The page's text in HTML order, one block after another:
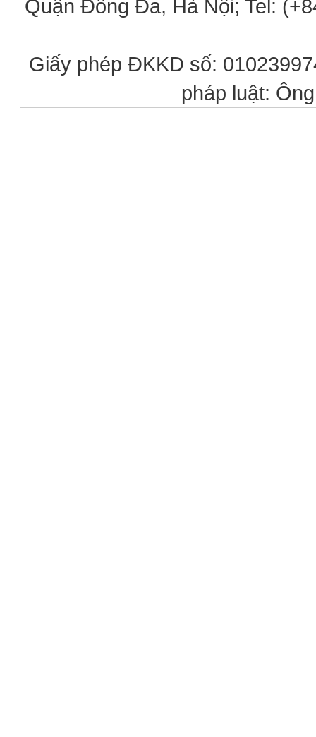
Quận Đống Đa, Hà Nội; Tel:
Giấy phép ĐKKD số:
pháp luật: